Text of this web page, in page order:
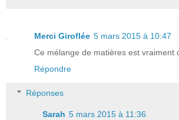
Merci Giroflée 5 mars 2015 à 10:47
Ce mélange de matières est vraiment
Répondre
Réponses
Sarah 5 mars 2015 à 11:36